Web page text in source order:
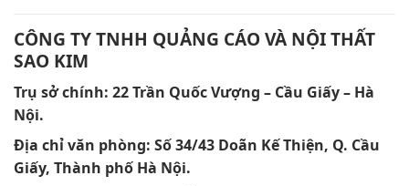
CÔNG TY TNHH QUẢNG CÁO VÀ NỘI THẤT
SAO KIM
Trụ sở chính: 22 Trần Quốc Vượng – Cầu Giấy – Hà
Nội.
Địa chỉ văn phòng: Số 34/43 Doãn Kế Thiện, Q. Cầu
Giấy, Thành phố Hà Nội.